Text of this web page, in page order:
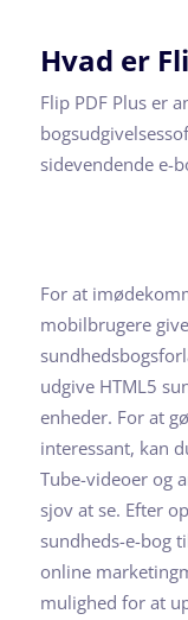
Hvad er
Flip PDF Plus er
sidevendende e-
For at
mobilbrugere
udgive HTML5
enheder. For at
interessant, kan
Tube-videoer og
sjov at se. Efter
sundheds-e-bog
online
mulighed for at